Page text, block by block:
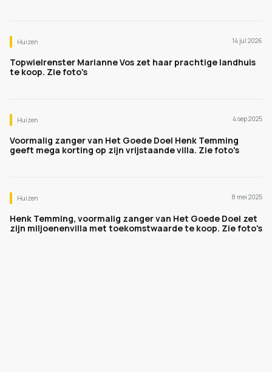
Huizen 14 jul 2026
Topwielrenster Marianne Vos zet haar prachtige landhuis
te koop. Zie foto's
Huizen 4 sep 2025
Voormalig zanger van Het Goede Doel Henk Temming
geeft mega korting op zijn vrijstaande villa. Zie foto's
Huizen 8 mei 2025
Henk Temming, voormalig zanger van Het Goede Doel zet
zijn miljoenenvilla met toekomstwaarde te koop. Zie foto's